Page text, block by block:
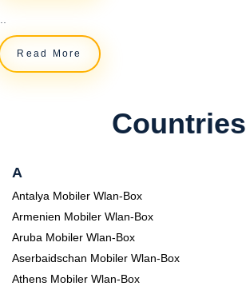
Read More
Countries
A
Antalya Mobiler Wlan-Box
Armenien Mobiler Wlan-Box
Aruba Mobiler Wlan-Box
Aserbaidschan Mobiler Wlan-Box
Athens Mobiler Wlan-Box